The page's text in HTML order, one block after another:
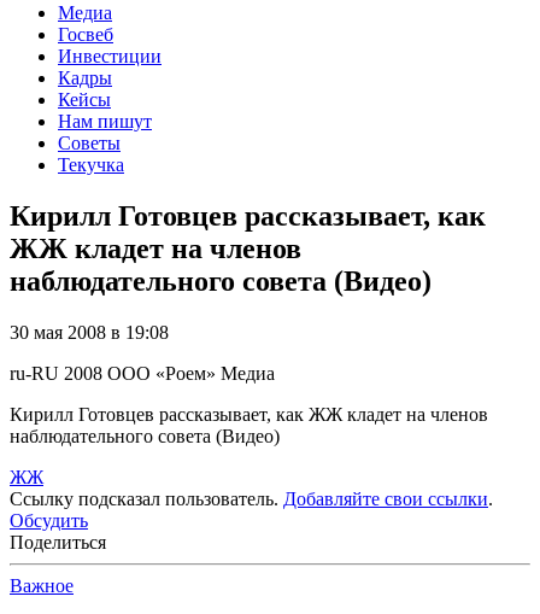
Медиа
Госвеб
Инвестиции
Кадры
Кейсы
Нам пишут
Советы
Текучка
Кирилл Готовцев рассказывает, как
ЖЖ кладет на членов
наблюдательного совета (Видео)
30 мая 2008 в 19:08
ru-RU 2008 ООО «Роем» Медиа
Кирилл Готовцев рассказывает, как ЖЖ кладет на членов
наблюдательного совета (Видео)
ЖЖ
Ссылку подсказал пользователь. Добавляйте свои ссылки.
Обсудить
Поделиться
Важное